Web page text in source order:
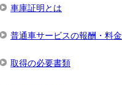
車庫証明とは
普通車サービスの報酬・料金
取得の必要書類